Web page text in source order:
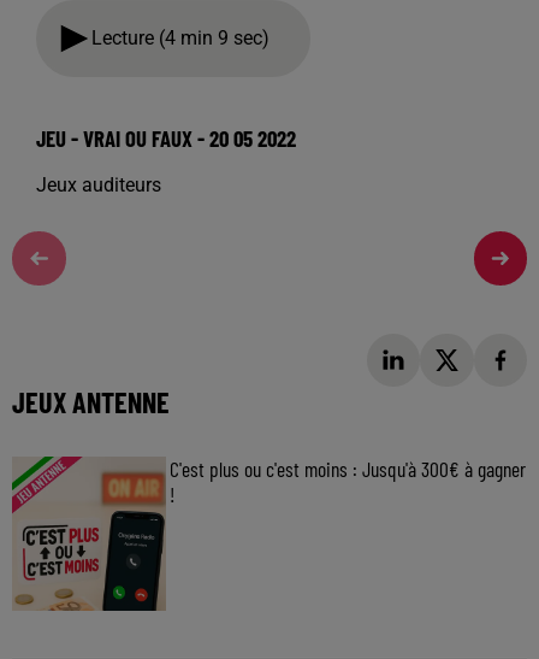
Lecture (4 min 9 sec)
JEU - VRAI OU FAUX - 20 05 2022
Jeux auditeurs
JEUX ANTENNE
C'est plus ou c'est moins : Jusqu'à 300€ à gagner
!